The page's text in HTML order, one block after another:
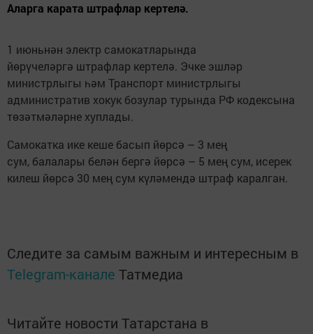
Аларга карата штрафлар кертелә.
1 июньнән электр самокатларында
йөрүчеләргә штрафлар кертелә. Эчке эшләр
министрлыгы һәм Транспорт министрлыгы
административ хокук бозулар турында РФ кодексына
төзәтмәләрне хуплады.
Самокатка ике кеше басып йөрсә – 3 мең
сум, балалары белән бергә йөрсә – 5 мең сум, исерек
килеш йөрсә 30 мең сум күләмендә штраф каралган.
Следите за самым важным и интересным в
Telegram-канале Татмедиа
Читайте новости Татарстана в